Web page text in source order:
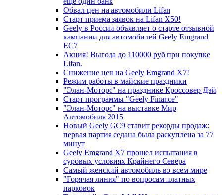
Обвал цен на автомобили Lifan
Старт приема заявок на Lifan X50!
Geely в России объявляет о старте отзывной
кампании для автомобилей Geely Emgrand
EC7
Акция! Выгода до 110000 руб при покупке
Lifan.
Снижение цен на Geely Emgrand X7!
Режим работы в майские праздники
"Элан-Моторс" на празднике Кроссовер Дэй
Старт программы "Geely Finance"
"Элан-Моторс" на выставке Мир
Автомобиля 2015
Новый Geely GC9 ставит рекорды продаж:
первая партия седана была раскуплена за 77
минут
Geely Emgrand X7 прошел испытания в
суровых условиях Крайнего Севера
Самый женский автомобиль во всем мире
"Горячая линия" по вопросам платных
парковок